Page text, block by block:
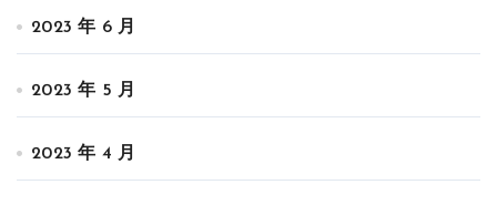
2023 年 6 月
2023 年 5 月
2023 年 4 月